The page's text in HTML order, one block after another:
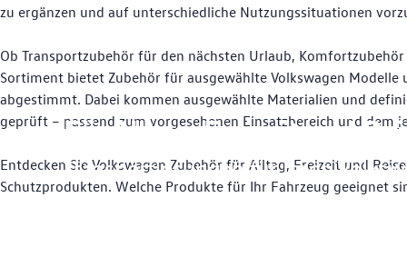
Für Alltag, Freizeit und
Transportlösungen für Ihren
zu ergänzen und auf unterschiedliche Nutzungssituationen
Ob Transportzubehör für den nächsten Urlaub,
Sortiment bietet Zubehör für ausgewählte Volkswagen
abgestimmt. Dabei kommen ausgewählte Materialien und
geprüft – passend zum vorgesehenen Einsatzbereich und dem
Entdecken Sie Volkswagen Zubehör für Alltag, Freizeit und
Schutzprodukten. Welche Produkte für Ihr Fahrzeug geeignet